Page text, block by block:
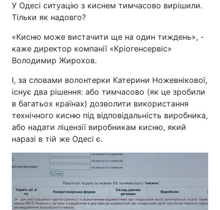
У Одесі ситуацію з киснем тимчасово вирішили.
Тільки як надовго?
«Кисню може вистачити ще на один тиждень», -
каже директор компанії «Кріогенсервіс»
Володимир Жирохов.
І, за словами волонтерки Катерини Ножевнікової,
існує два рішення: або тимчасово (як це зробили
в багатьох країнах) дозволити використання
технічного кисню під відповідальність виробника,
або надати ліцензії виробникам кисню, який
наразі в тій же Одесі є.